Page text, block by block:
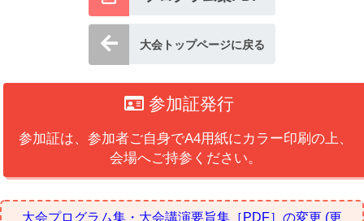
大会トップページに戻る
参加証発行
参加証は、参加者ご自身でA4用紙にカラー印刷の上、
会場へご持参ください。
大会プログラム集・大会講演要旨集［PDF］の変更 (更